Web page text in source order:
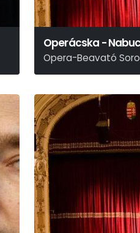
Operácska -
Opera-Beavató
Verdi